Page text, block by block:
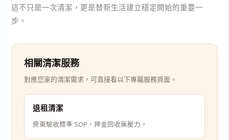
這不只是一次清潔，更是替新生活建立穩定開始的重要一
步。
相關清潔服務
對應您家的清潔需求，可直接看以下專屬服務頁面。
退租清潔
房東驗收標準 SOP，押金回收無壓力。